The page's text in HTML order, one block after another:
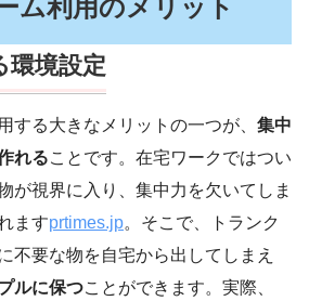
ム利用のメリット
環境設定
する大きなメリットの一つが、 集中
れることです。在宅ワークではつい
が視界に入り、集中力を欠いてしま
ますprtimes.jp。そこで、トランク
不要な物を自宅から出してしまえ
ルに保つことができます。実際、